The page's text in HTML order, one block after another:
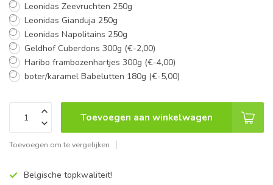
Leonidas Zeevruchten 250g
Leonidas Gianduja 250g
Leonidas Napolitains 250g
Geldhof Cuberdons 300g (€-2,00)
Haribo frambozenhartjes 300g (€-4,00)
boter/karamel Babelutten 180g (€-5,00)
Toevoegen aan winkelwagen
Toevoegen om te vergelijken
Belgische topkwaliteit!